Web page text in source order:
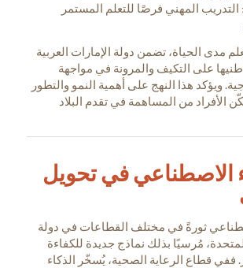
التدريب المهني فرصًا للتعلم المستمر
مدى الحياة، تضمن دولة الإمارات العربية
على التكيف والمرونة في مواجهة
ويؤكد هذا النهج على أهمية النمو والتطور
الأفراد من المساهمة في تقدم البلاد
الاصطناعي في تحويل
ثورةً في مختلف القطاعات في دولة
مُرسيًا بذلك نماذج جديدة للكفاءة
ففي قطاع الرعاية الصحية، يُسخّر الذكاء